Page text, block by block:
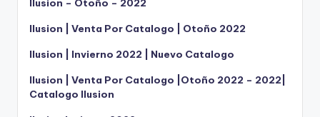
Ilusion – Otoño – 2022
Ilusion | Venta Por Catalogo | Otoño 2022
Ilusion | Invierno 2022 | Nuevo Catalogo
Ilusion | Venta Por Catalogo |Otoño 2022 – 2022|
Catalogo Ilusion